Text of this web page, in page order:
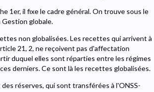
1er, il fixe le cadre général. On trouve sous le
Gestion globale.
non globalisées. Les recettes qui arrivent à
21, 2, ne reçoivent pas d'affectation
duquel elles sont réparties entre les régimes
derniers. Ce sont là les recettes globalisées.
réserves, qui sont transférées à l'ONSS-